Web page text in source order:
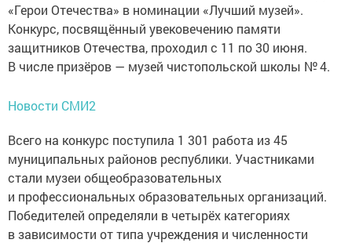
«Герои Отечества» в номинации «Лучший музей».
Конкурс, посвящённый увековечению памяти
защитников Отечества, проходил с 11 по 30 июня.
В числе призёров — музей чистопольской школы № 4.
Новости СМИ2
Всего на конкурс поступила 1 301 работа из 45
муниципальных районов республики. Участниками
стали музеи общеобразовательных
и профессиональных образовательных организаций.
Победителей определяли в четырёх категориях
в зависимости от типа учреждения и численности